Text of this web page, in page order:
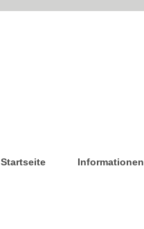
Startseite Informationen